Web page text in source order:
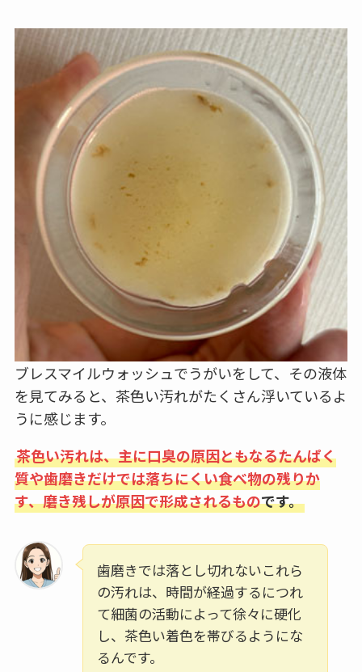
ブレスマイルウォッシュでうがいをして、その液体
を見てみると、茶色い汚れがたくさん浮いているよ
うに感じます。
茶色い汚れは、主に口臭の原因ともなるたんぱく
質や歯磨きだけでは落ちにくい食べ物の残りか
す、磨き残しが原因で形成されるものです。
歯磨きでは落とし切れないこれら
の汚れは、時間が経過するにつれ
て細菌の活動によって徐々に硬化
し、茶色い着色を帯びるようにな
るんです。